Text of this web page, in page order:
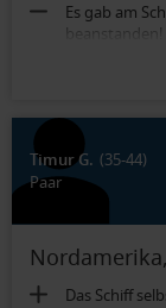
Es gab am
beanstanden!
Timur G. (35-44)
Paar
Das Schiff